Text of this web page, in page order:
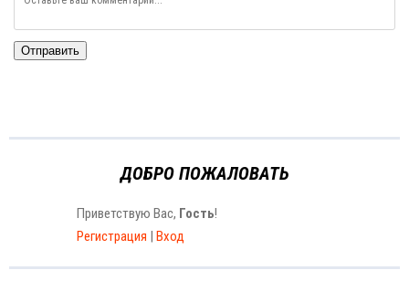
Отправить
ДОБРО ПОЖАЛОВАТЬ
Приветствую Вас, Гость!
Регистрация | Вход